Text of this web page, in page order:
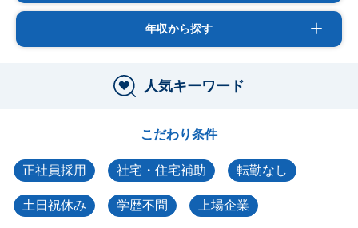
年収から探す
人気キーワード
こだわり条件
正社員採用 社宅・住宅補助 転勤なし
土日祝休み 学歴不問 上場企業